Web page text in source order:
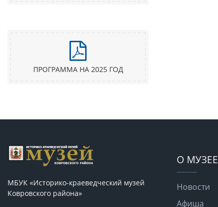
ПРОГРАММА НА 2025 ГОД
МБУК «Историко-краеведческий музей
Ковровского района»
О МУЗЕЕ
Новости
Афиша